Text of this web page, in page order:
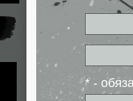
* -